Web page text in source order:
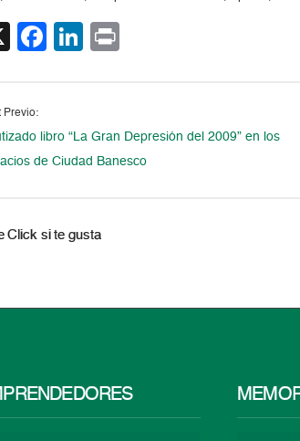
X Facebook
LinkedIn
Previo:
libro “La Gran Depresión del 2009” en los
de Ciudad Banesco
Click si te gusta